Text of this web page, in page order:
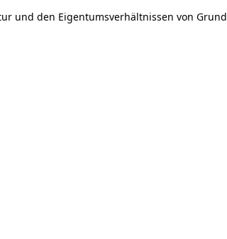
und den Eigentumsverhältnissen von